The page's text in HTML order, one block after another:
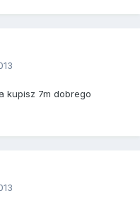
kupisz 7m dobrego